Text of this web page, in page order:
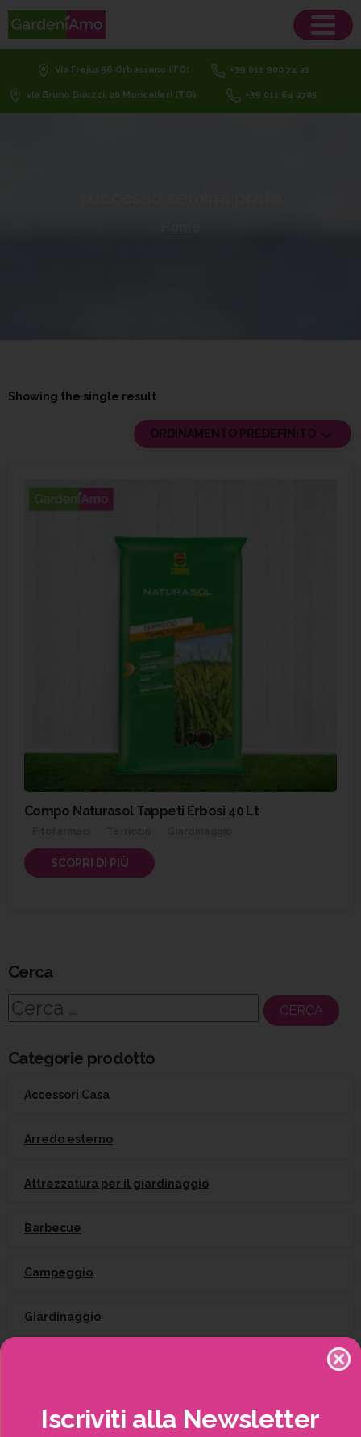
Via Frejus 56 Orbassano (TO) +39 011 900 74 21
via Bruno Buozzi, 20 Moncalieri (TO) +39 011 64 2705
Showing the single result
ORDINAMENTO PREDEFINITO
Compo Naturasol Tappeti Erbosi 40 Lt
SCOPRI DI PIÙ
Cerca
Ricerca
Categorie prodotto
Accessori Casa
Arredo esterno
Attrezzatura per il giardinaggio
Barbecue
Campeggio
Giardinaggio
Iscriviti alla Newsletter